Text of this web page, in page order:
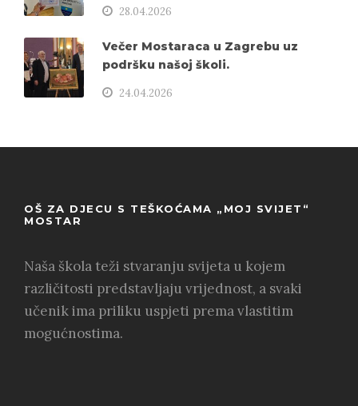
28.04.2026
Večer Mostaraca u Zagrebu uz
podršku našoj školi.
24.04.2026
OŠ ZA DJECU S TEŠKOĆAMA „MOJ SVIJET“
MOSTAR
Naša škola teži stvaranju svijeta u kojem
različitosti predstavljaju vrijednost, a svaki
učenik ima priliku uspjeti prema vlastitim
mogućnostima.